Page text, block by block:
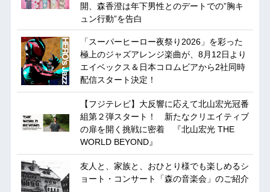
開、森香澄は年下男性とのデートでの”胸キ
ュン行動”を告白
「スーパーヒーロー夜祭り2026」を彩った
極上のジャズアレンジ楽曲が、8月12日より
エイベックス＆日本コロムビアから2社同時
配信スタート決定！
【フジテレビ】大反響に応えて北山宏光冠番
組第２弾スタート！ 新たなクリエイティブ
の扉を開く挑戦に密着 『北山宏光 THE
WORLD BEYOND』
友人と、家族と、おひとり様でも楽しめるシ
ョート・コンサート「森の音楽会」のご紹介